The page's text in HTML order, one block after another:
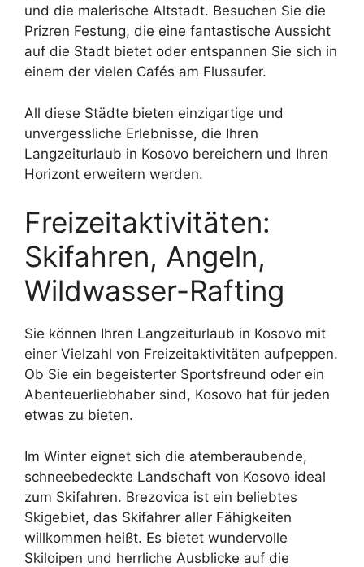
und die malerische Altstadt. Besuchen Sie die
Prizren Festung, die eine fantastische Aussicht
auf die Stadt bietet oder entspannen Sie sich in
einem der vielen Cafés am Flussufer.
All diese Städte bieten einzigartige und
unvergessliche Erlebnisse, die Ihren
Langzeiturlaub in Kosovo bereichern und Ihren
Horizont erweitern werden.
Freizeitaktivitäten:
Skifahren, Angeln,
Wildwasser-Rafting
Sie können Ihren Langzeiturlaub in Kosovo mit
einer Vielzahl von Freizeitaktivitäten aufpeppen.
Ob Sie ein begeisterter Sportsfreund oder ein
Abenteuerliebhaber sind, Kosovo hat für jeden
etwas zu bieten.
Im Winter eignet sich die atemberaubende,
schneebedeckte Landschaft von Kosovo ideal
zum Skifahren. Brezovica ist ein beliebtes
Skigebiet, das Skifahrer aller Fähigkeiten
willkommen heißt. Es bietet wundervolle
Skiloipen und herrliche Ausblicke auf die